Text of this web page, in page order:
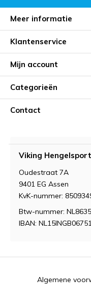
Meer informatie
Klantenservice
Mijn account
Categorieën
Contact
Viking Hengelsport
Oudestraat 7A
9401 EG Assen
KvK-nummer:
Btw-nummer:
IBAN:
Algemene